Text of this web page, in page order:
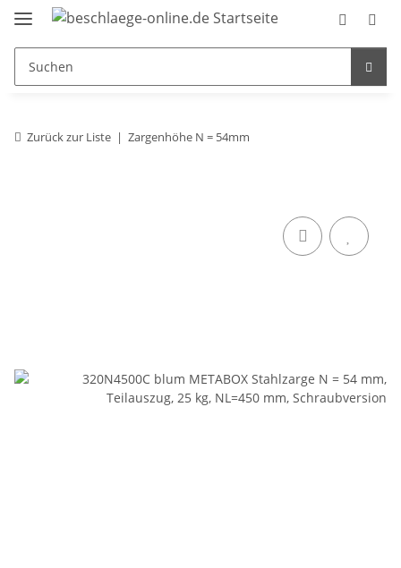
Zurück zur Liste Zargenhöhe N = 54mm